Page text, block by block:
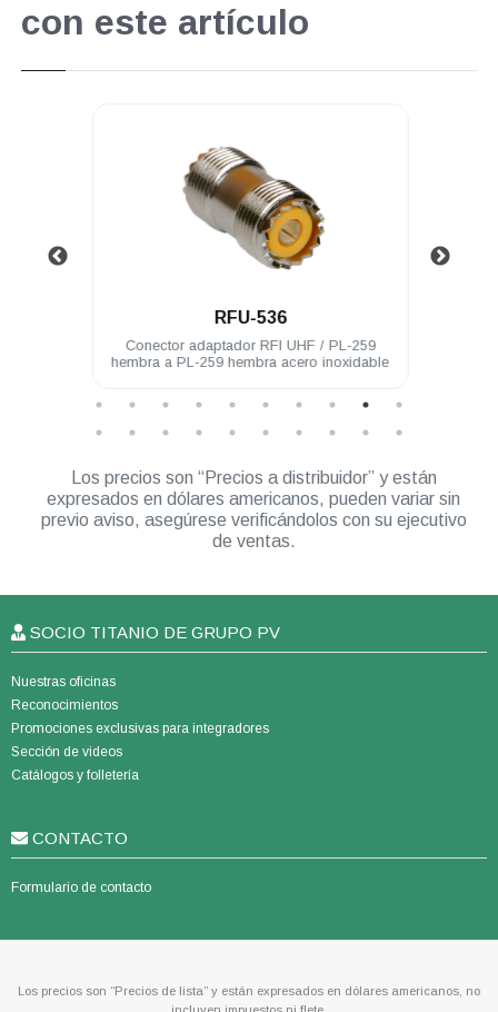
con este artículo
RFU-536
Conector adaptador RFI UHF / PL-259
hembra a PL-259 hembra acero inoxidable
Los precios son “Precios a distribuidor” y están
expresados en dólares americanos, pueden variar sin
previo aviso, asegúrese verificándolos con su ejecutivo
de ventas.
SOCIO TITANIO DE GRUPO PV
Nuestras oficinas
Reconocimientos
Promociones exclusivas para integradores
Sección de videos
Catálogos y folletería
CONTACTO
Formulario de contacto
Los precios son “Precios de lista” y están expresados en dólares americanos, no